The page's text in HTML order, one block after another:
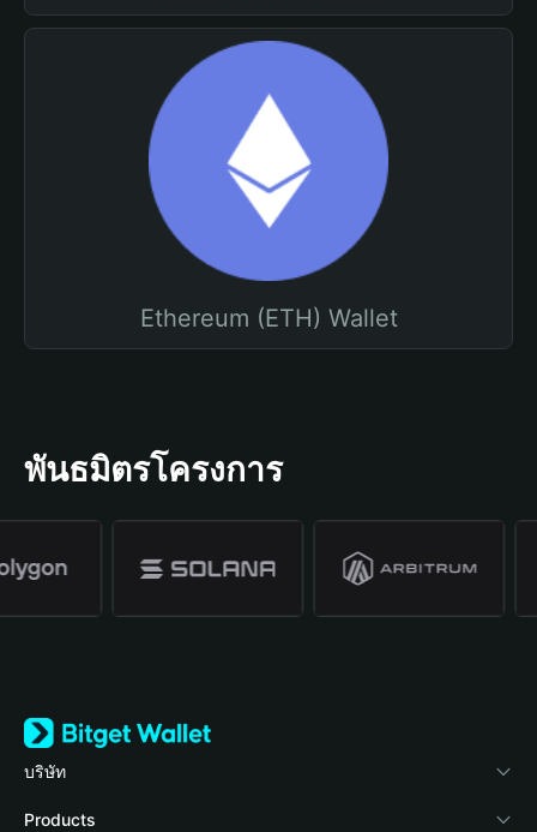
Ethereum (ETH) Wallet
พันธมิตรโครงการ
บริษัท
เกี่ยวกับ Bitget Wallet
Products